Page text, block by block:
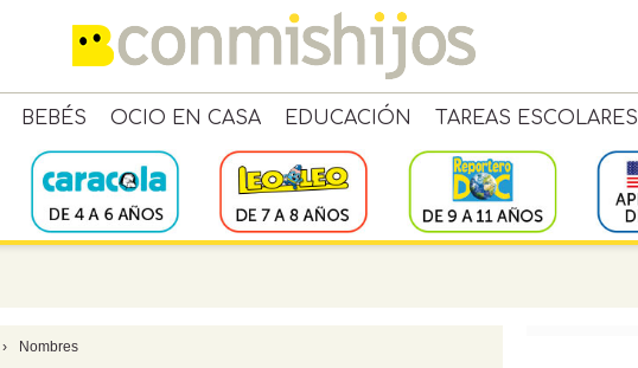
BEBÉS OCIO EN CASA EDUCACIÓN TAREAS ESCOLARES
› Nombres